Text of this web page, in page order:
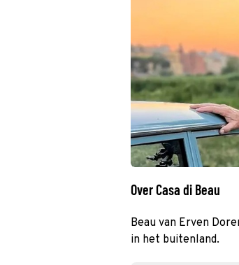
Over Casa di Beau
Beau van Erven
in het buitenland.